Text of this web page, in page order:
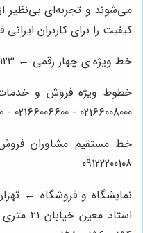
می‌شوند و تجربه‌ای بی‌نظیر
کیفیت را برای کاربران
خط ویژه ی چهار رقمی ← 6123-021
02166008000 - 02166006600 - 02166003300 - 02166003000
09122200108
نمایشگاه و فروشگاه ←
استاد